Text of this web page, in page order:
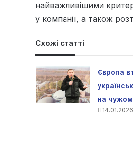
найважливішими
у компанії, а також
Схожі статті
Європа
на
14.01.2026